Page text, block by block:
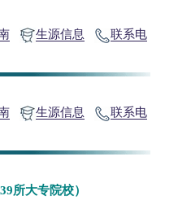
生源信息
联系电
生源信息
联系电
所大专院校）